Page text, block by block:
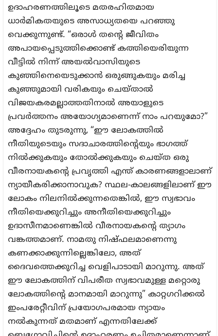
ഉദാഹരണത്തിലൂടെ മതരഹിതമായ
ധാർമികതയുടെ അസാധ്യതയെ പറഞ്ഞു
വെക്കുന്നുണ്ട്. “ഒരാൾ തന്റെ ജീവിതം
അപായപ്പെടുത്തിക്കൊണ്ട് കത്തിയെരിയുന്ന
വീട്ടിൽ നിന്ന് അയൽവാസിയുടെ
കുഞ്ഞിനെയെടുക്കാൻ ഒരുങ്ങുകയും മരിച്ച
കുഞ്ഞുമായി വരികയും ചെയ്താൽ
വിജയകരമല്ലാത്തതിനാൽ അയാളുടെ
പ്രവർത്തനം അയോഗ്യമാണെന്ന് നാം പറയുമോ?”
അദ്ദേഹം തുടരുന്നു, “ഈ ലോകത്തിൽ
നീതിയുടെയും സദാചാരത്തിന്റെയും ഭാഗത്ത്
നിൽക്കുകയും തോൽക്കുകയും ചെയ്ത ഒരു
വീരനായകന്റെ പ്രവൃത്തി എന്ത് കാരണങ്ങളാലാണ്
ന്യായീകരിക്കാനാവുക? സ്ഥല-കാലങ്ങളിലാണ് ഈ
ലോകം നിലനിൽക്കുന്നതെങ്കിൽ, ഈ സ്വഭാവം
നീതിയെക്കുറിച്ചും അനീതിയെക്കുറിച്ചും
ഉദാസീനമാണെങ്കിൽ വീരനായകന്റെ ത്യാഗം
വങ്കത്തമാണ്. നാമതു നിഷ്ഫലമാണെന്നു
കണക്കാക്കുന്നില്ലെങ്കിലോ, അത്
ദൈവത്തെക്കുറിച്ച വെളിപാടായി മാറുന്നു. അത്
ഈ ലോകത്തിന് വിപരീത സ്വഭാവമുള്ള മറ്റൊരു
ലോകത്തിന്റെ മാനമായി മാറുന്നു” കാറ്റഗറിക്കൽ
ഇംപരേറ്റീവിന് പ്രയോഗപരമായ ന്യായം
നൽകുന്നത് മതമാണ് എന്നതിലേക്ക്